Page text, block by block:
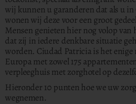
wij kunnen u garanderen dat als u
wonen wij deze voor een groot
Mensen genieten hier nog volop van
dat zij in iedere denkbare situatie
worden. Ciudad Patricia is het
Europa met zowel 175
verpleeghuis met zorghotel op
Hieronder 10 punten hoe we uw
wegnemen.